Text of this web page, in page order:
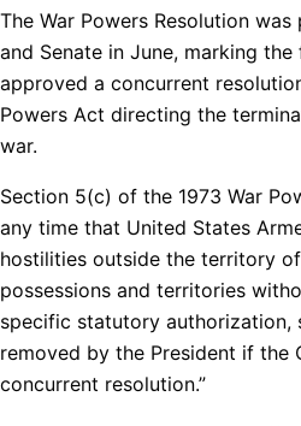
The War Powers Resolution
and Senate in June, marking
approved a concurrent
Powers Act directing the
war.
Section 5(c) of the 1973 War
any time that United States
hostilities outside the territory
possessions and territories
specific statutory authorization,
removed by the President if the
concurrent resolution.”